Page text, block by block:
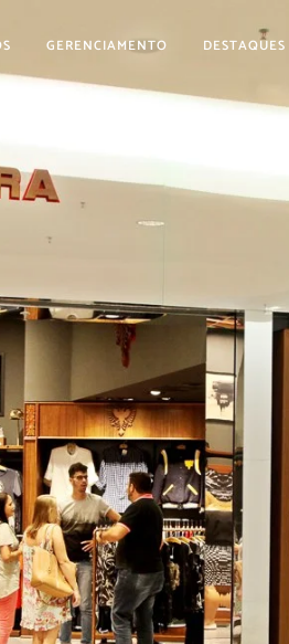
GERENCIAMENTO DESTAQUES